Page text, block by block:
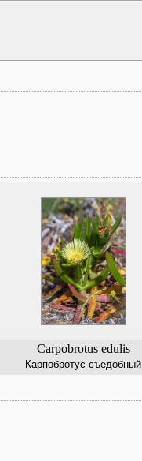
Carpobrotus edulis
Карпобротус съедобный